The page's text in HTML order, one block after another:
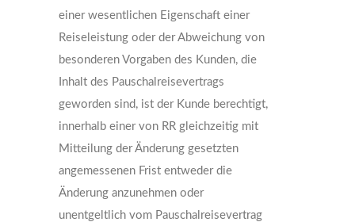
einer wesentlichen Eigenschaft einer
Reiseleistung oder der Abweichung von
besonderen Vorgaben des Kunden, die
Inhalt des Pauschalreisevertrags
geworden sind, ist der Kunde berechtigt,
innerhalb einer von RR gleichzeitig mit
Mitteilung der Änderung gesetzten
angemessenen Frist entweder die
Änderung anzunehmen oder
unentgeltlich vom Pauschalreisevertrag